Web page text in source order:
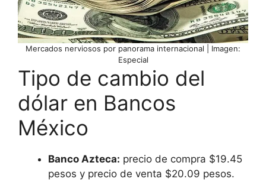
Mercados nerviosos por panorama internacional | Imagen:
Especial
Tipo de cambio del
dólar en Bancos
México
Banco Azteca: precio de compra $19.45
pesos y precio de venta $20.09 pesos.